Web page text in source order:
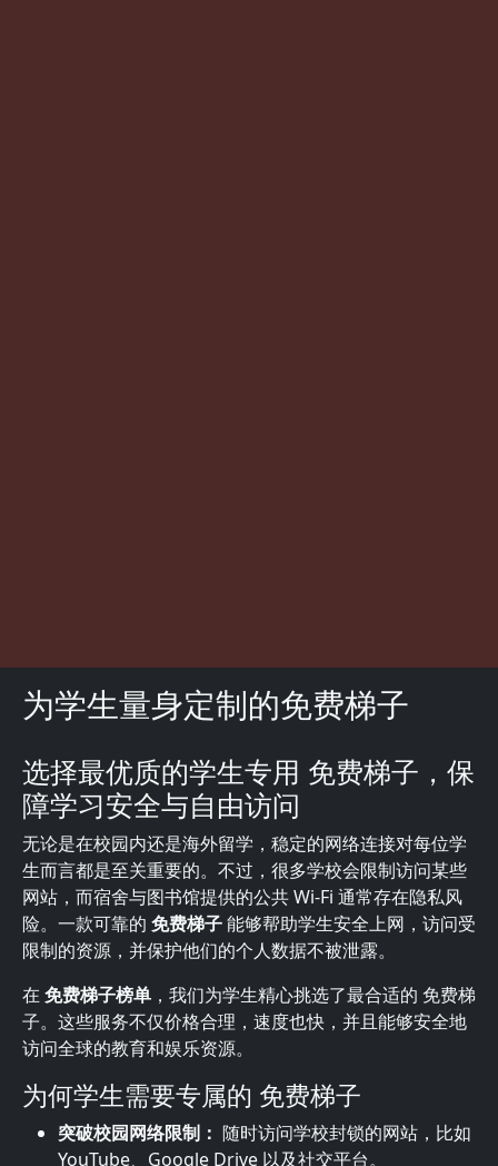
为学生量身定制的免费梯子
描述
选择最优质的学生专用 免费梯子，保
障学习安全与自由访问
无论是在校园内还是海外留学，稳定的网络连接对每位学
生而言都是至关重要的。不过，很多学校会限制访问某些
网站，而宿舍与图书馆提供的公共 Wi-Fi 通常存在隐私风
险。一款可靠的 免费梯子能够帮助学生安全上网，访问受
限制的资源，并保护他们的个人数据不被泄露。
在 免费梯子榜单 ，我们为学生精心挑选了最合适的 免费梯
子。这些服务不仅价格合理，速度也快，并且能够安全地
访问全球的教育和娱乐资源。
为何学生需要专属的 免费梯子
突破校园网络限制： 随时访问学校封锁的网站，比如
YouTube、Google Drive 以及社交平台。